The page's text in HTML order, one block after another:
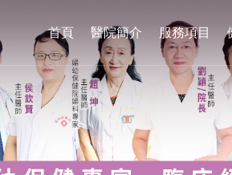
首頁 醫院簡介 服務項目